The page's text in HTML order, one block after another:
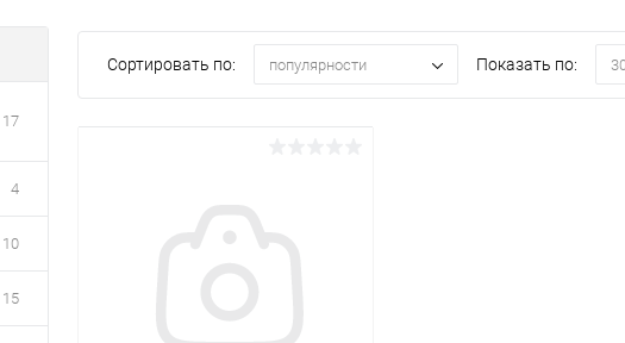
17
4
10
15
Сортировать по: популярности Показать по: